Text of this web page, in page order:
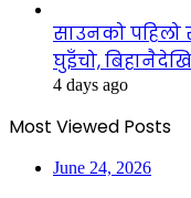
साउनको पहिलो
घुइँचो,
4 days ago
Most Viewed Posts
June 24, 2026